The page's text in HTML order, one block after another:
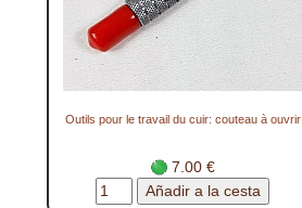
Outils pour le travail du cuir: couteau à ouvrir
7.00 €